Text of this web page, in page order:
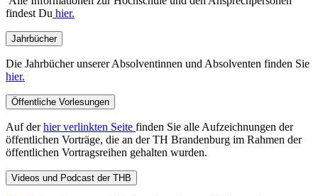
findest Du hier.
Jahrbücher
Die Jahrbücher unserer Absolventinnen und Absolventen finden Sie
hier.
Öffentliche Vorlesungen
Auf derhier verlinkten Seite finden Sie alle Aufzeichnungen der
öffentlichen Vorträge, die an der TH Brandenburg im Rahmen der
öffentlichen Vortragsreihen gehalten wurden.
Videos und Podcast der THB